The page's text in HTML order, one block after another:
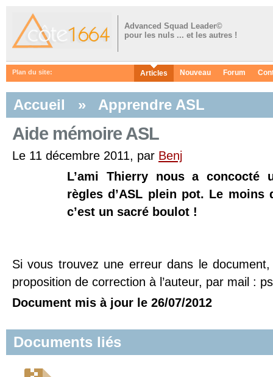
Advanced Squad Leader©
pour les nuls ... et les autres !
Plan du site: Articles Nouveau Forum
Accueil » Apprendre ASL
Aide mémoire ASL
Le 11 décembre 2011, par Benj
L’ami Thierry nous a concocté
règles d’ASL plein pot. Le moins
c’est un sacré boulot !
Si vous trouvez une erreur dans le
proposition de correction à l’auteur, par mail :
Document mis à jour le 26/07/2012
Documents liés